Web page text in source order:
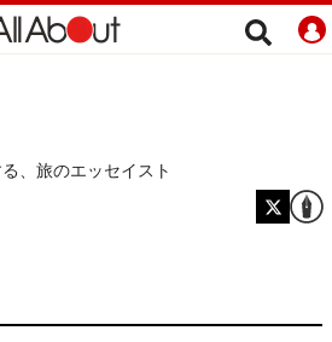
、旅のエッセイスト